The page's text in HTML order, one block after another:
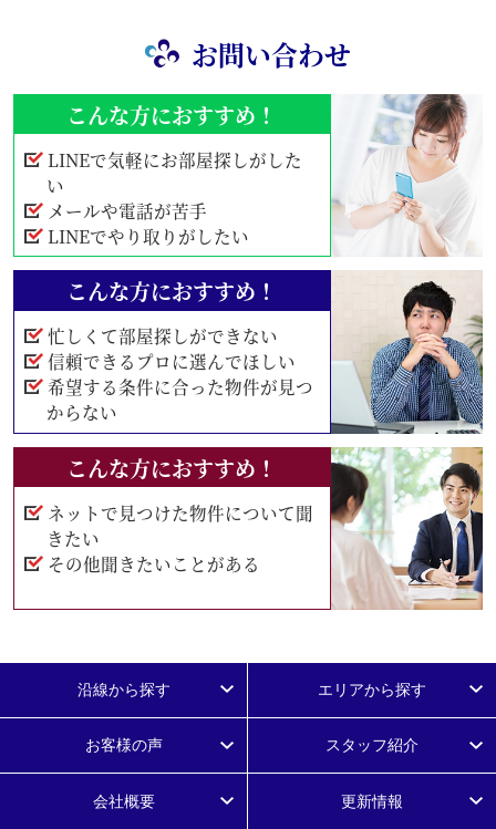
お問い合わせ
こんな方におすすめ！
LINEで気軽にお部屋探しがした
い
メールや電話が苦手
LINEでやり取りがしたい
こんな方におすすめ！
忙しくて部屋探しができない
信頼できるプロに選んでほしい
希望する条件に合った物件が見つ
からない
こんな方におすすめ！
ネットで見つけた物件について聞
きたい
その他聞きたいことがある
沿線から探す エリアから探す
お客様の声 スタッフ紹介
会社概要 更新情報